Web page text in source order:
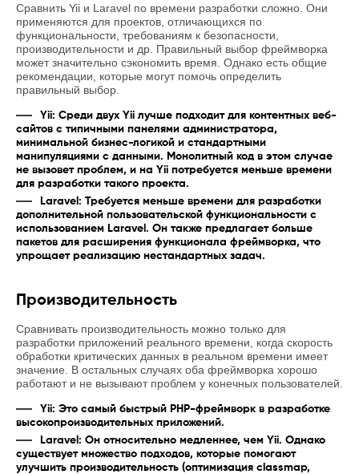
Сравнить Yii и Laravel по времени разработки сложно. Они
применяются для проектов, отличающихся по
функциональности, требованиям к безопасности,
производительности и др. Правильный выбор фреймворка
может значительно сэкономить время. Однако есть общие
рекомендации, которые могут помочь определить
правильный выбор.
Yii: Среди двух Yii лучше подходит для контентных веб-
сайтов с типичными панелями администратора,
минимальной бизнес-логикой и стандартными
манипуляциями с данными. Монолитный код в этом случае
не вызовет проблем, и на Yii потребуется меньше времени
для разработки такого проекта.
Laravel: Требуется меньше времени для разработки
дополнительной пользовательской функциональности с
использованием Laravel. Он также предлагает больше
пакетов для расширения функционала фреймворка, что
упрощает реализацию нестандартных задач.
Производительность
Сравнивать производительность можно только для
разработки приложений реального времени, когда скорость
обработки критических данных в реальном времени имеет
значение. В остальных случаях оба фреймворка хорошо
работают и не вызывают проблем у конечных пользователей.
Yii: Это самый быстрый PHP-фреймворк в разработке
высокопроизводительных приложений.
Laravel: Он относительно медленнее, чем Yii. Однако
существует множество подходов, которые помогают
улучшить производительность (оптимизация classmap,